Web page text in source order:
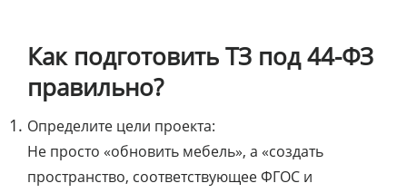
Как подготовить ТЗ под 44-ФЗ
правильно?
Определите цели проекта:
Не просто «обновить мебель», а «создать
пространство, соответствующее ФГОС и